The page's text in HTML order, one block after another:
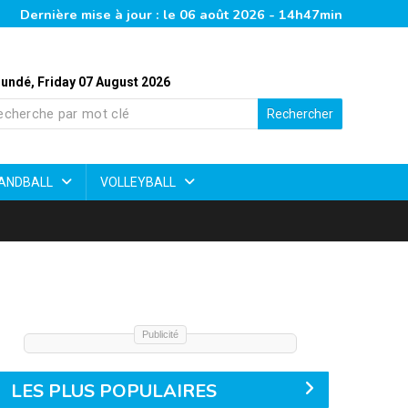
Dernière mise à jour : le 06 août 2026 - 14h47min
Friday 07 August 2026
Rechercher
VOLLEYBALL
Publicité
LES PLUS POPULAIRES